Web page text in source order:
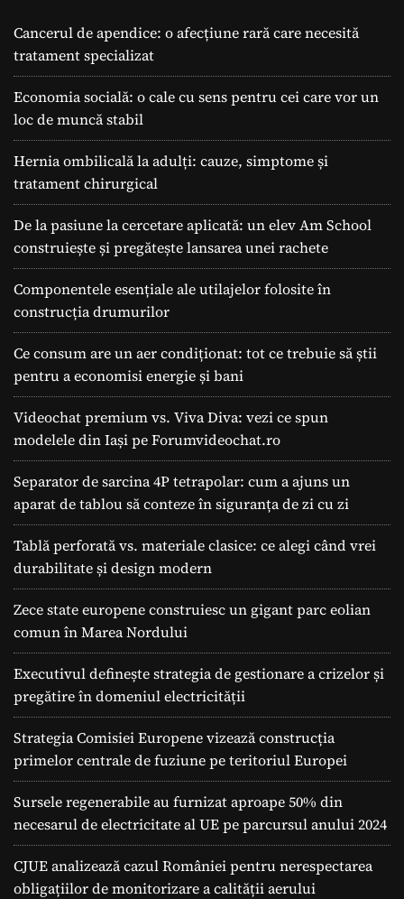
Cancerul de apendice: o afecțiune rară care necesită
tratament specializat
Economia socială: o cale cu sens pentru cei care vor un
loc de muncă stabil
Hernia ombilicală la adulți: cauze, simptome și
tratament chirurgical
De la pasiune la cercetare aplicată: un elev Am School
construiește și pregătește lansarea unei rachete
Componentele esențiale ale utilajelor folosite în
construcția drumurilor
Ce consum are un aer condiționat: tot ce trebuie să știi
pentru a economisi energie și bani
Videochat premium vs. Viva Diva: vezi ce spun
modelele din Iași pe Forumvideochat.ro
Separator de sarcina 4P tetrapolar: cum a ajuns un
aparat de tablou să conteze în siguranța de zi cu zi
Tablă perforată vs. materiale clasice: ce alegi când vrei
durabilitate și design modern
Zece state europene construiesc un gigant parc eolian
comun în Marea Nordului
Executivul definește strategia de gestionare a crizelor și
pregătire în domeniul electricității
Strategia Comisiei Europene vizează construcția
primelor centrale de fuziune pe teritoriul Europei
Sursele regenerabile au furnizat aproape 50% din
necesarul de electricitate al UE pe parcursul anului 2024
CJUE analizează cazul României pentru nerespectarea
obligațiilor de monitorizare a calității aerului